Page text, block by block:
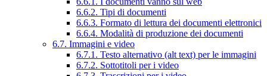
6.6.2. Tipi di documenti
6.6.3. Formato di lettura dei documenti elettronici
6.6.4. Modalità di produzione dei documenti
6.7. Immagini e video
6.7.1. Testo alternativo (alt text) per le immagini
6.7.2. Sottotitoli per i video